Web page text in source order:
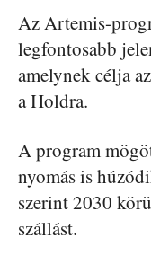
Az Artemis-
legfontosabb
amelynek célja
a Holdra.
A program
nyomás is
szerint 2030
szállást.